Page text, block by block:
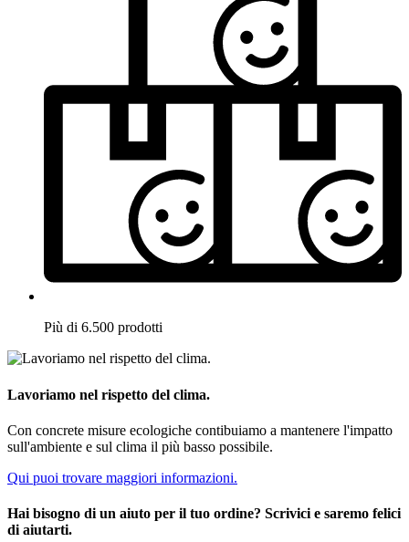
Più di 6.500 prodotti
Lavoriamo nel rispetto del clima.
Con concrete misure ecologiche contibuiamo a mantenere l'impatto
sull'ambiente e sul clima il più basso possibile.
Qui puoi trovare maggiori informazioni.
Hai bisogno di un aiuto per il tuo ordine? Scrivici e saremo felici
di aiutarti.